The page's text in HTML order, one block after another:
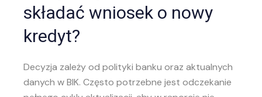
składać wniosek o nowy
kredyt?
Decyzja zależy od polityki banku oraz aktualnych
danych w BIK. Często potrzebne jest odczekanie